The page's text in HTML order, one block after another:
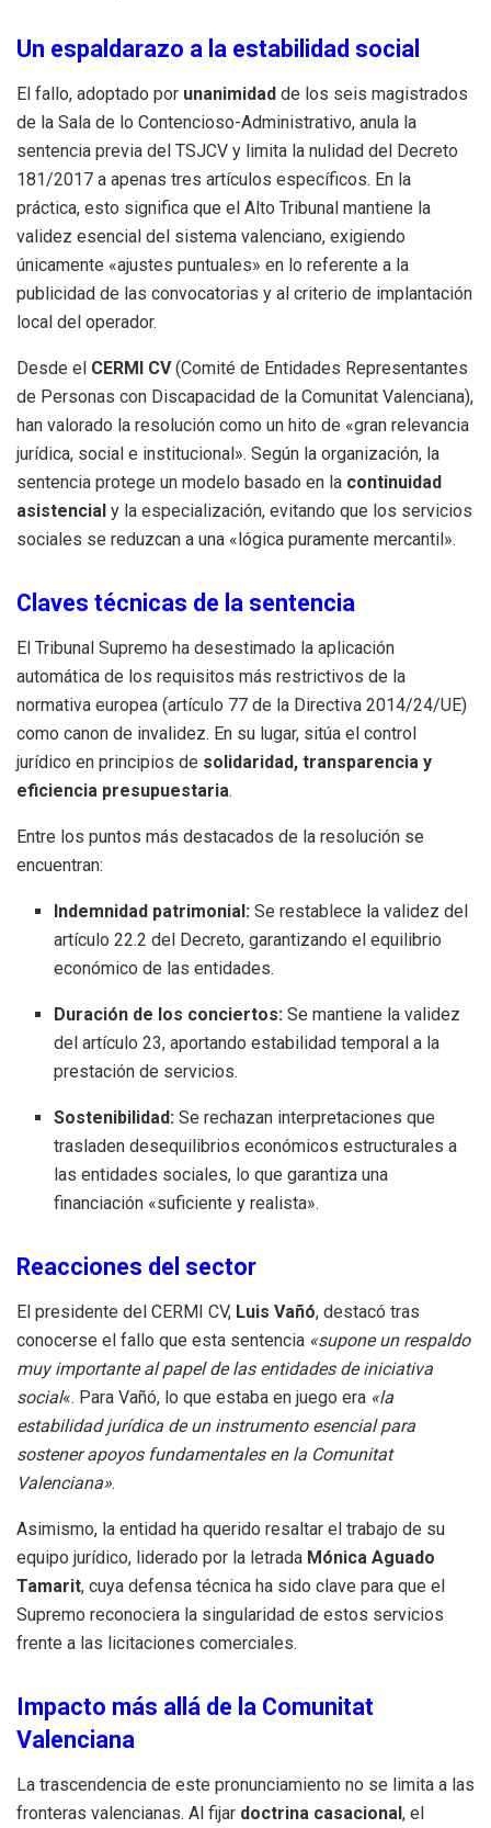
Un espaldarazo a la estabilidad social
El fallo, adoptado por unanimidad de los seis magistrados
de la Sala de lo Contencioso-Administrativo, anula la
sentencia previa del TSJCV y limita la nulidad del Decreto
181/2017 a apenas tres artículos específicos. En la
práctica, esto significa que el Alto Tribunal mantiene la
validez esencial del sistema valenciano, exigiendo
únicamente «ajustes puntuales» en lo referente a la
publicidad de las convocatorias y al criterio de implantación
local del operador.
Desde el CERMI CV(Comité de Entidades Representantes
de Personas con Discapacidad de la Comunitat Valenciana),
han valorado la resolución como un hito de «gran relevancia
jurídica, social e institucional». Según la organización, la
sentencia protege un modelo basado en la continuidad
asistencial y la especialización, evitando que los servicios
sociales se reduzcan a una «lógica puramente mercantil».
Claves técnicas de la sentencia
El Tribunal Supremo ha desestimado la aplicación
automática de los requisitos más restrictivos de la
normativa europea (artículo 77 de la Directiva 2014/24/UE)
como canon de invalidez. En su lugar, sitúa el control
jurídico en principios de solidaridad, transparencia y
eficiencia presupuestaria.
Entre los puntos más destacados de la resolución se
encuentran:
Indemnidad patrimonial: Se restablece la validez del
artículo 22.2 del Decreto, garantizando el equilibrio
económico de las entidades.
Duración de los conciertos: Se mantiene la validez
del artículo 23, aportando estabilidad temporal a la
prestación de servicios.
Sostenibilidad: Se rechazan interpretaciones que
trasladen desequilibrios económicos estructurales a
las entidades sociales, lo que garantiza una
financiación «suficiente y realista».
Reacciones del sector
El presidente del CERMI CV, Luis Vañó, destacó tras
conocerse el fallo que esta sentencia «supone un respaldo
muy importante al papel de las entidades de iniciativa
social«. Para Vañó, lo que estaba en juego era «la
estabilidad jurídica de un instrumento esencial para
sostener apoyos fundamentales en la Comunitat
Valenciana».
Asimismo, la entidad ha querido resaltar el trabajo de su
equipo jurídico, liderado por la letrada Mónica Aguado
Tamarit, cuya defensa técnica ha sido clave para que el
Supremo reconociera la singularidad de estos servicios
frente a las licitaciones comerciales.
Impacto más allá de la Comunitat
Valenciana
La trascendencia de este pronunciamiento no se limita a las
fronteras valencianas. Al fijar doctrina casacional , el